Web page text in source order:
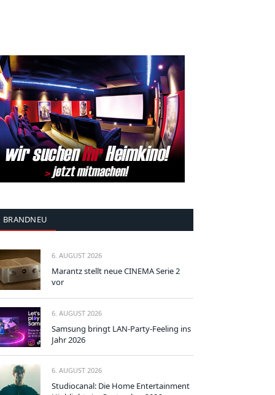
BRANDNEU
6. AUGUST 2026
Marantz stellt neue CINEMA Serie 2
vor
6. AUGUST 2026
Samsung bringt LAN-Party-Feeling ins
Jahr 2026
6. AUGUST 2026
Studiocanal: Die Home Entertainment